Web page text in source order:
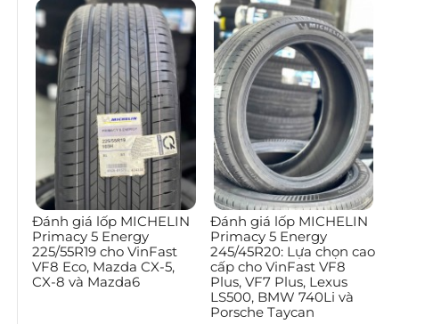
Đánh giá lốp MICHELIN
Primacy 5 Energy
225/55R19 cho VinFast
VF8 Eco, Mazda CX-5,
CX-8 và Mazda6
Đánh giá lốp MICHELIN
Primacy 5 Energy
245/45R20: Lựa chọn cao
cấp cho VinFast VF8
Plus, VF7 Plus, Lexus
LS500, BMW 740Li và
Porsche Taycan